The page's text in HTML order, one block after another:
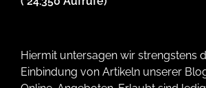
Hiermit untersagen wir strengstens
Einbindung von Artikeln unserer